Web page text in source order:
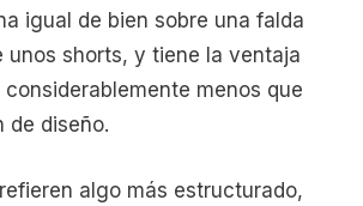
igual de bien sobre una falda
unos shorts, y tiene la ventaja
menos que
de diseño.
algo más estructurado,